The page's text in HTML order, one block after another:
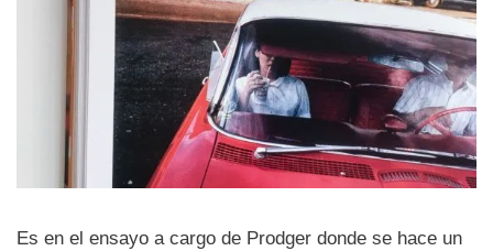
Es en el ensayo a cargo de Prodger donde se hace un